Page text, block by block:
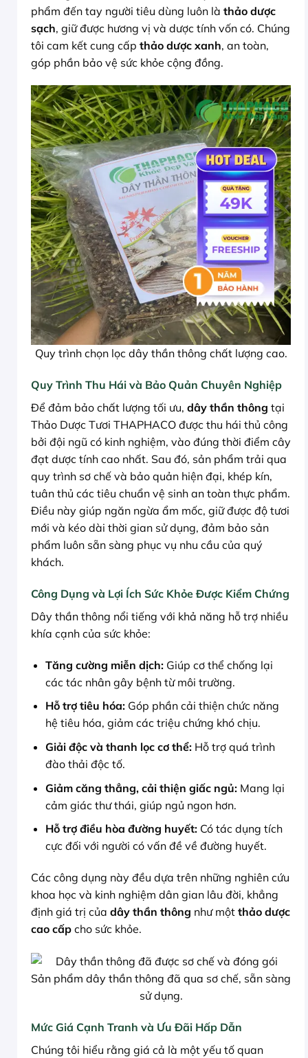
phẩm đến tay người tiêu dùng luôn là thảo dược
sạch, giữ được hương vị và dược tính vốn có. Chúng
tôi cam kết cung cấp thảo dược xanh, an toàn,
góp phần bảo vệ sức khỏe cộng đồng.
Quy trình chọn lọc dây thần thông chất lượng cao.
Quy Trình Thu Hái và Bảo Quản Chuyên Nghiệp
Để đảm bảo chất lượng tối ưu, dây thần thông tại
Thảo Dược Tươi THAPHACO được thu hái thủ công
bởi đội ngũ có kinh nghiệm, vào đúng thời điểm cây
đạt dược tính cao nhất. Sau đó, sản phẩm trải qua
quy trình sơ chế và bảo quản hiện đại, khép kín,
tuân thủ các tiêu chuẩn vệ sinh an toàn thực phẩm.
Điều này giúp ngăn ngừa ẩm mốc, giữ được độ tươi
mới và kéo dài thời gian sử dụng, đảm bảo sản
phẩm luôn sẵn sàng phục vụ nhu cầu của quý
khách.
Công Dụng và Lợi Ích Sức Khỏe Được Kiểm Chứng
Dây thần thông nổi tiếng với khả năng hỗ trợ nhiều
khía cạnh của sức khỏe:
Tăng cường miễn dịch:Giúp cơ thể chống lại
các tác nhân gây bệnh từ môi trường.
Hỗ trợ tiêu hóa:Góp phần cải thiện chức năng
hệ tiêu hóa, giảm các triệu chứng khó chịu.
Giải độc và thanh lọc cơ thể:Hỗ trợ quá trình
đào thải độc tố.
Giảm căng thẳng, cải thiện giấc ngủ:Mang lại
cảm giác thư thái, giúp ngủ ngon hơn.
Hỗ trợ điều hòa đường huyết:Có tác dụng tích
cực đối với người có vấn đề về đường huyết.
Các công dụng này đều dựa trên những nghiên cứu
khoa học và kinh nghiệm dân gian lâu đời, khẳng
định giá trị của dây thần thông như một thảo dược
cao cấp cho sức khỏe.
Sản phẩm dây thần thông đã qua sơ chế, sẵn sàng
sử dụng.
Mức Giá Cạnh Tranh và Ưu Đãi Hấp Dẫn
Chúng tôi hiểu rằng giá cả là một yếu tố quan